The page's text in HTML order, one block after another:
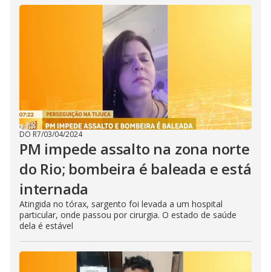
DO R7/03/04/2024
PM impede assalto na zona norte
do Rio; bombeira é baleada e está
internada
Atingida no tórax, sargento foi levada a um hospital
particular, onde passou por cirurgia. O estado de saúde
dela é estável